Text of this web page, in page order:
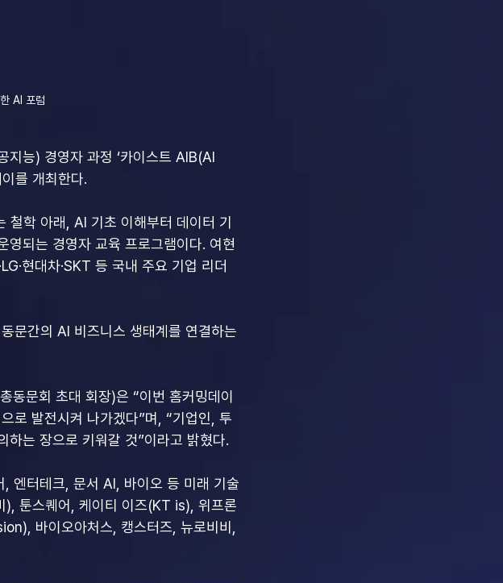
AI 포럼
능) 경영자 과정 ‘카이스트 AIB(AI
를 개최한다.
철학 아래, AI 기초 이해부터 데이터 기
되는 경영자 교육 프로그램이다. 여현
현대차·SKT 등 국내 주요 기업 리더
문간의 AI 비즈니스 생태계를 연결하는
문회 초대 회장)은 “이번 홈커밍데이
로 발전시켜 나가겠다”며, “기업인, 투
는 장으로 키워갈 것”이라고 밝혔다.
엔터테크, 문서 AI, 바이오 등 미래 기술
툰스퀘어, 케이티 이즈(KT is), 위프론
바이오아처스, 캥스터즈, 뉴로비비,